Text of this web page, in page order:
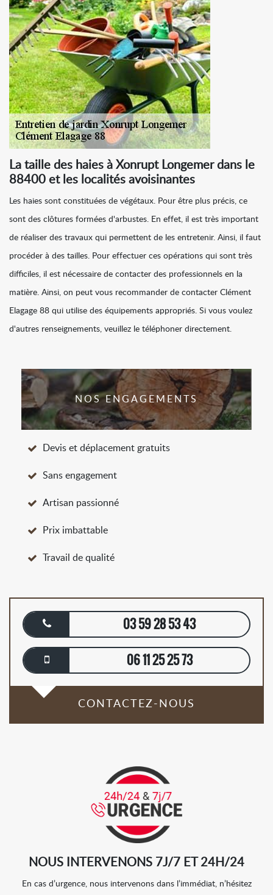
La taille des haies à Xonrupt Longemer dans le
88400 et les localités avoisinantes
Les haies sont constituées de végétaux. Pour être plus précis, ce
sont des clôtures formées d'arbustes. En effet, il est très important
de réaliser des travaux qui permettent de les entretenir. Ainsi, il faut
procéder à des tailles. Pour effectuer ces opérations qui sont très
difficiles, il est nécessaire de contacter des professionnels en la
matière. Ainsi, on peut vous recommander de contacter Clément
Elagage 88 qui utilise des équipements appropriés. Si vous voulez
d'autres renseignements, veuillez le téléphoner directement.
NOS ENGAGEMENTS
Devis et déplacement gratuits
Sans engagement
Artisan passionné
Prix imbattable
Travail de qualité
03 59 28 53 43
06 11 25 25 73
CONTACTEZ-NOUS
NOUS INTERVENONS 7J/7 ET 24H/24
En cas d’urgence, nous intervenons dans l’immédiat, n’hésitez